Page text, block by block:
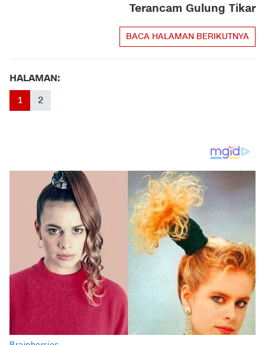
Terancam Gulung Tikar
BACA HALAMAN BERIKUTNYA
HALAMAN:
1 2